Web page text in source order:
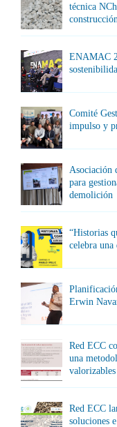
técnica
ENAMAC
Comité
impulso y
Asociación
para
demolición
“Historias
celebra una
Erwin
Red ECC
una
Red ECC
soluciones